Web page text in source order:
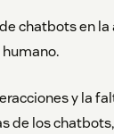
chatbots en
y la
de los